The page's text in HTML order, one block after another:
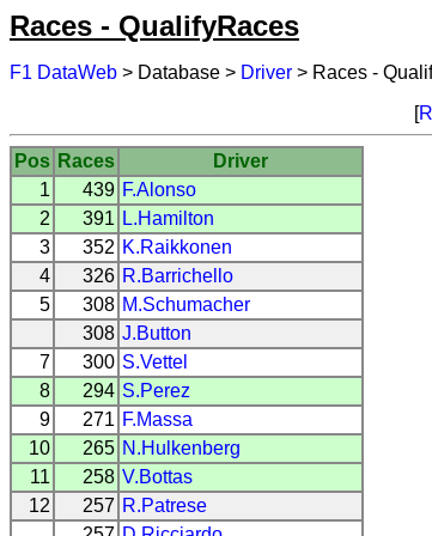
Races - QualifyRaces
F1 DataWeb > Database > Driver > Races -
[
Pos Races
Driver
1
439 F.Alonso
2
391 L.Hamilton
3
352 K.Raikkonen
4
326 R.Barrichello
5
308 M.Schumacher
308 J.Button
7
300 S.Vettel
8
294 S.Perez
9
271 F.Massa
10
265 N.Hulkenberg
11
258 V.Bottas
12
257 R.Patrese